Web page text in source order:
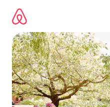
contenido